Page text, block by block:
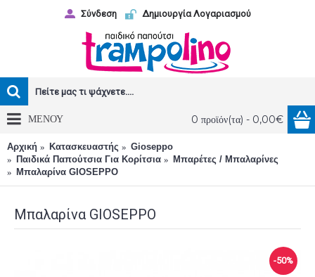
Σύνδεση Δημιουργία Λογαριασμού
0 προϊόν(τα) - 0,00€
ΜΕΝΟΥ
Αρχική Κατασκευαστής
Gioseppo
Παιδικά Παπούτσια Για Κορίτσια
Μπαρέτες / Μπαλαρίνες
Μπαλαρίνα GIOSEPPO
Μπαλαρίνα GIOSEPPO
-50%